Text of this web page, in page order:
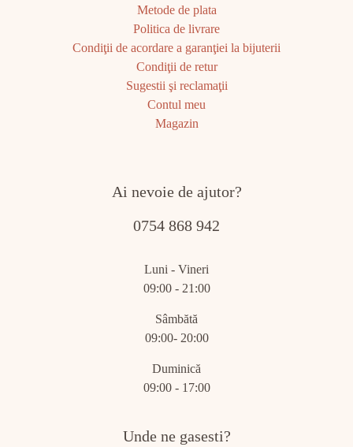
Metode de plata
Politica de livrare
Condiţii de acordare a garanţiei la bijuterii
Condiţii de retur
Sugestii şi reclamaţii
Contul meu
Magazin
Ai nevoie de ajutor?
0754 868 942
Luni - Vineri
09:00 - 21:00
Sâmbătă
09:00- 20:00
Duminică
09:00 - 17:00
Unde ne gasesti?